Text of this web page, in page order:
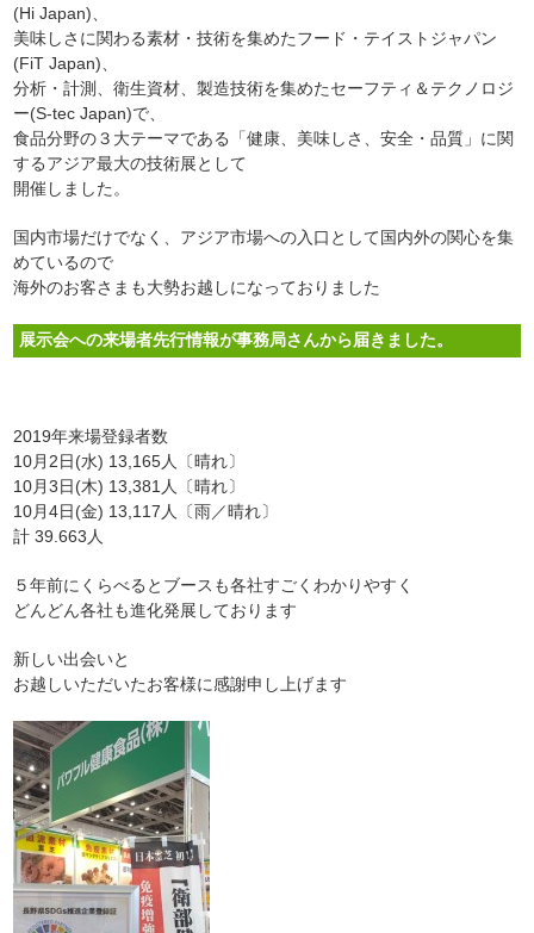
(Hi Japan)、
美味しさに関わる素材・技術を集めたフード・テイストジャパン
(FiT Japan)、
分析・計測、衛生資材、製造技術を集めたセーフティ＆テクノロジ
ー(S-tec Japan)で、
食品分野の３大テーマである「健康、美味しさ、安全・品質」に関
するアジア最大の技術展として
開催しました。
国内市場だけでなく、アジア市場への入口として国内外の関心を集
めているので
海外のお客さまも大勢お越しになっておりました
展示会への来場者先行情報が事務局さんから届きました。
2019年来場登録者数
10月2日(水) 13,165人〔晴れ〕
10月3日(木) 13,381人〔晴れ〕
10月4日(金) 13,117人〔雨／晴れ〕
計 39.663人
５年前にくらべるとブースも各社すごくわかりやすく
どんどん各社も進化発展しております
新しい出会いと
お越しいただいたお客様に感謝申し上げます